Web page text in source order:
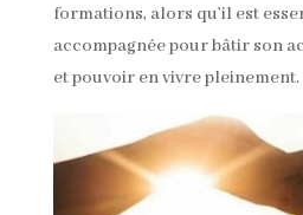
formations, alors qu’il est
accompagnée pour bâtir son
et pouvoir en vivre pleinement.